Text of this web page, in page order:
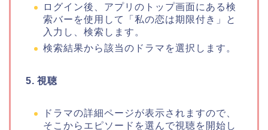
ログイン後、アプリのトップ画面にある検
索バーを使用して
「私の恋は期限付き」
と
入力し、検索します。
検索結果から該当のドラマを選択します。
5. 視聴
ドラマの詳細ページが表示されますので、
そこからエピソードを選んで視聴を開始し